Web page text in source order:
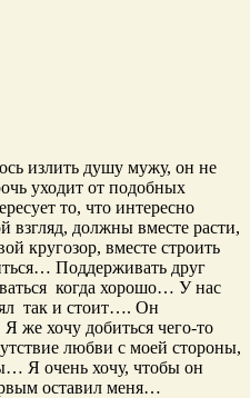
излить душу мужу, он не
уходит от подобных
то, что интересно
должны вместе расти,
кругозор, вместе строить
Поддерживать друг
когда хорошо… У нас
так и стоит…. Он
же хочу добиться чего-то
любви с моей стороны,
Я очень хочу, чтобы он
оставил меня…